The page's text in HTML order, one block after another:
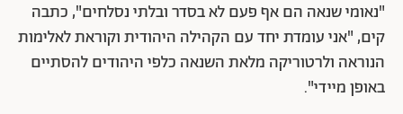
"נאומי שנאה הם אף פעם לא בסדר ובלתי נסלחים", כתבה
קים, "אני עומדת יחד עם הקהילה היהודית וקוראת לאלימות
הנוראה ולרטוריקה מלאת השנאה כלפי היהודים להסתיים
באופן מיידי".